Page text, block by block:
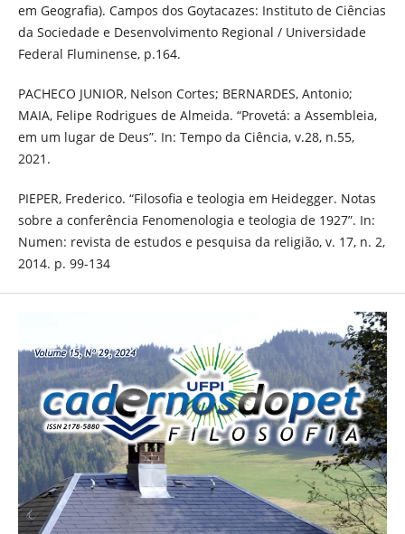
em Geografia). Campos dos Goytacazes: Instituto de Ciências
da Sociedade e Desenvolvimento Regional / Universidade
Federal Fluminense, p.164.
PACHECO JUNIOR, Nelson Cortes; BERNARDES, Antonio;
MAIA, Felipe Rodrigues de Almeida. “Provetá: a Assembleia,
em um lugar de Deus”. In: Tempo da Ciência, v.28, n.55,
2021.
PIEPER, Frederico. “Filosofia e teologia em Heidegger. Notas
sobre a conferência Fenomenologia e teologia de 1927”. In:
Numen: revista de estudos e pesquisa da religião, v. 17, n. 2,
2014. p. 99-134